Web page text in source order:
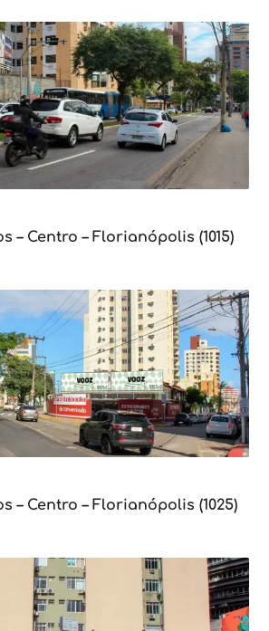
– Centro – Florianópolis (1015)
– Centro – Florianópolis (1025)